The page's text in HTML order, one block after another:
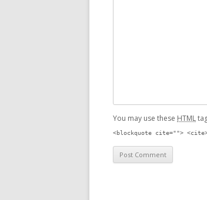
You may use these HTML
<blockquote cite="">